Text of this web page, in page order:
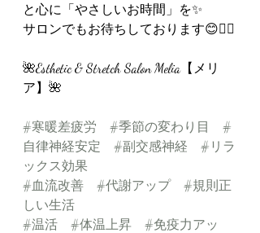
と心に「やさしいお時間」を✨
サロンでもお待ちしております😊🙇‍♀️
🌺Esthetic & Stretch Salon Melia【メリ
ア】🌺
#寒暖差疲労 #季節の変わり目
#
自律神経安定
#副交感神経
#リラ
ックス効果
#血流改善
#代謝アップ
#規則正
しい生活
#温活
#体温上昇
#免疫力アッ